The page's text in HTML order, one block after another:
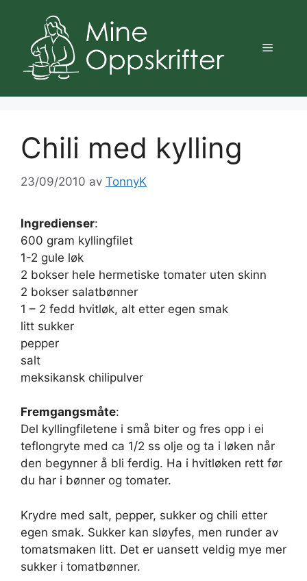
innhold
Meny
Chili med kylling
23/09/2010 av TonnyK
Ingredienser:
600 gram kyllingfilet
1-2 gule løk
2 bokser hele hermetiske tomater uten skinn
2 bokser salatbønner
1 – 2 fedd hvitløk, alt etter egen smak
litt sukker
pepper
salt
meksikansk chilipulver
Fremgangsmåte:
Del kyllingfiletene i små biter og fres opp i ei
teflongryte med ca 1/2 ss olje og ta i løken når
den begynner å bli ferdig. Ha i hvitløken rett før
du har i bønner og tomater.
Krydre med salt, pepper, sukker og chili etter
egen smak. Sukker kan sløyfes, men runder av
tomatsmaken litt. Det er uansett veldig mye mer
sukker i tomatbønner.